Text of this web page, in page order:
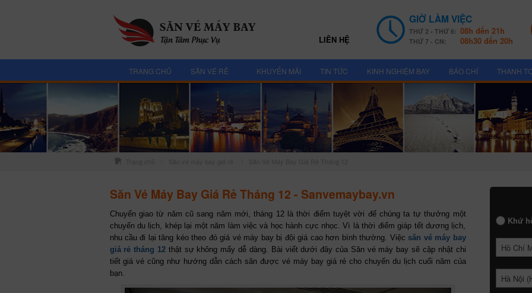
LIÊN HỆ
GIỜ LÀM VIỆC
THỨ 2 - THỨ 6: 08h đến 21h
THỨ 7 - CN: 08h30 đến 20h
TRANG CHỦ SĂN VÉ RẺ KHUYẾN MÃI TIN TỨC KINH NGHIỆM BAY BÁO CHÍ THANH
Săn Vé Máy Bay Giá Rẻ Tháng 12 - Sanvemaybay.vn
Chuyển giao từ năm cũ sang năm mới, tháng 12 là thời điểm tuyệt vời để chúng ta tự thưởng một
chuyến du lịch, khép lại một năm làm việc và học hành cực nhọc. Vì là thời điểm giáp tết dương lịch,
nhu cầu đi lại tăng kéo theo đó giá vé máy bay bị đội giá cao hơn bình thường. Việc săn vé máy bay
giá rẻ tháng 12thật sự không mấy dễ dàng. Bài viết dưới đây của Săn vé máy bay sẽ cập nhật chi
tiết giá vé cũng như hướng dẫn cách săn được vé máy bay giá rẻ cho chuyến du lịch cuối năm của
bạn.
Khứ
Hồ Chí
Hà Nội